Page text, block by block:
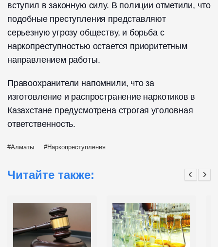
вступил в законную силу. В полиции отметили, что
подобные преступления представляют
серьезную угрозу обществу, и борьба с
наркопреступностью остается приоритетным
направлением работы.
Правоохранители напомнили, что за
изготовление и распространение наркотиков в
Казахстане предусмотрена строгая уголовная
ответственность.
Алматы Наркопреступления
Читайте также: